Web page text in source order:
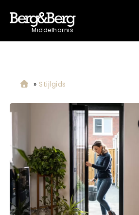
Middelharnis
» Stijlgids